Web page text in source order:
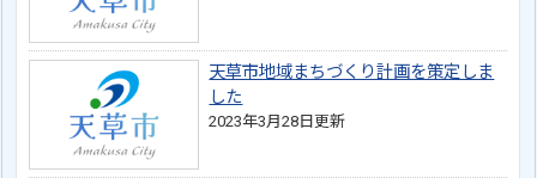
天草市地域まちづくり計画を策定しま
した
2023年3月28日更新